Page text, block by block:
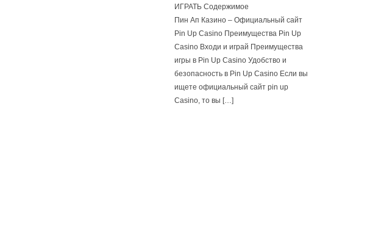
ИГРАТЬ Содержимое
Пин Ап Казино – Официальный сайт
Pin Up Casino Преимущества Pin Up
Casino Входи и играй Преимущества
игры в Pin Up Casino Удобство и
безопасность в Pin Up Casino Если вы
ищете официальный сайт pin up
Casino, то вы […]